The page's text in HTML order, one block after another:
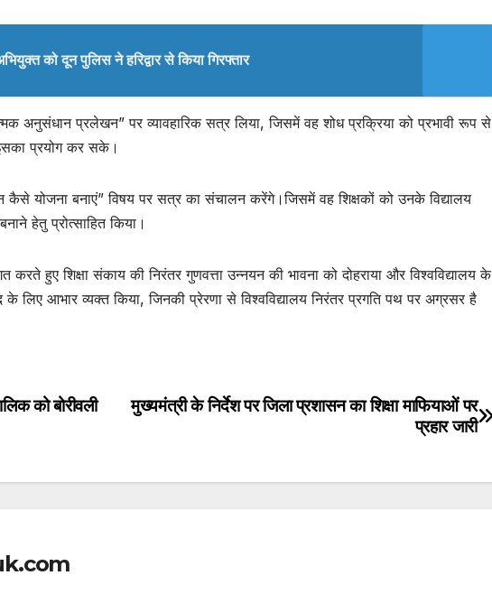
को दून पुलिस ने हरिद्वार से किया गिरफ्तार
अनुसंधान प्रलेखन” पर व्यावहारिक सत्र लिया, जिसमें वह शोध प्रक्रिया को प्रभावी रूप से
प्रयोग कर सके।
कैसे योजना बनाएं” विषय पर सत्र का संचालन करेंगे।जिसमें वह शिक्षकों को उनके विद्यालय
हेतु प्रोत्साहित किया।
करते हुए शिक्षा संकाय की निरंतर गुणवत्ता उन्नयन की भावना को दोहराया और विश्वविद्यालय के
लिए आभार व्यक्त किया, जिनकी प्रेरणा से विश्वविद्यालय निरंतर प्रगति पथ पर अग्रसर है
मुख्यमंत्री के निर्देश पर जिला प्रशासन का शिक्षा माफियाओं पर
प्रहार जारी
को बोरीवली